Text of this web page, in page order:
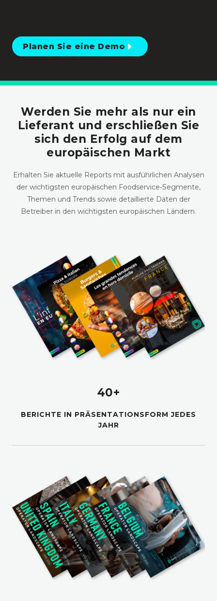
Planen Sie eine Demo
Werden Sie mehr als nur ein
Lieferant und erschließen Sie
sich den Erfolg auf dem
europäischen Markt
Erhalten Sie aktuelle Reports mit ausführlichen Analysen
der wichtigsten europäischen Foodservice-Segmente,
Themen und Trends sowie detaillierte Daten der
Betreiber in den wichtigsten europäischen Ländern.
40+
BERICHTE IN PRÄSENTATIONSFORM JEDES
JAHR